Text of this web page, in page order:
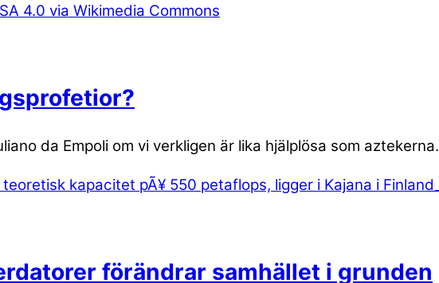
da Empoli om vi verkligen är lika hjälplösa som aztekerna.
förändrar samhället i grunden